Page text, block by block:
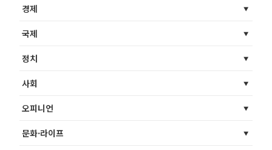
경제
국제
정치
사회
오피니언
문화·라이프